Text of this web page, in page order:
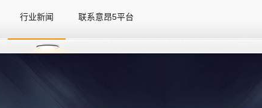
行业新闻 联系意昂5平台
行业新闻 联系意昂5平台